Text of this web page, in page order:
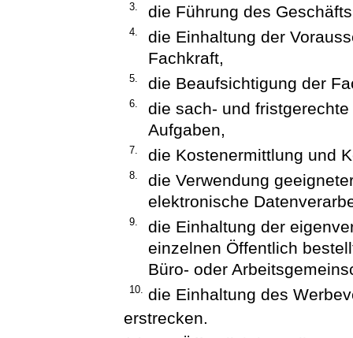
3. die Führung des
4.
die Einhaltung der
Fachkraft,
5. die Beaufsichtigung der
6.
die sach- und
Aufgaben,
7. die Kostenermittlung und
8.
die Verwendung
elektronische
9.
die Einhaltung der
einzelnen Öffentlich
Büro- oder
10.
die Einhaltung des
erstrecken.